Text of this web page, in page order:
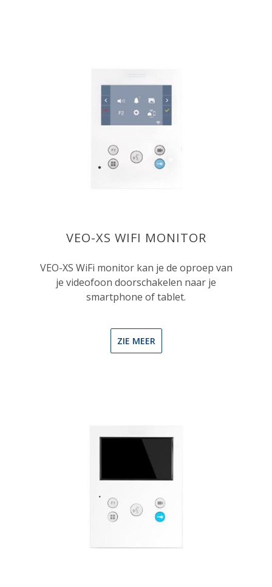
VEO-XS WIFI MONITOR
VEO-XS WiFi monitor kan je de oproep van
je videofoon doorschakelen naar je
smartphone of tablet.
ZIE MEER